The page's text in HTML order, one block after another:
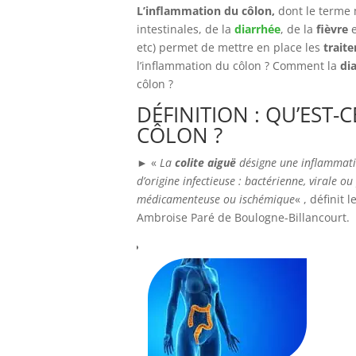
L’inflammation du côlon, dont le terme
intestinales, de la diarrhée, de la fièvre
etc) permet de mettre en place les
l’inflammation du côlon ? Comment la
côlon ?
DÉFINITION : QU’EST-
CÔLON ?
► « La colite aiguë désigne une
d’origine infectieuse : bactérienne, virale
médicamenteuse ou ischémique« , définit
Ambroise Paré de Boulogne-Billancourt.